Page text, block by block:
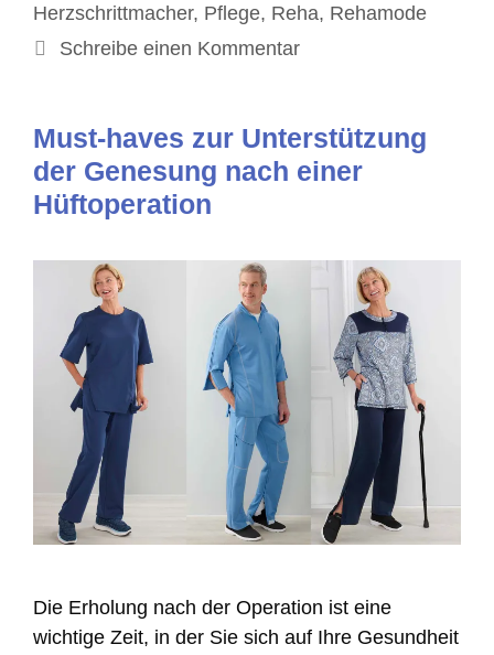
Herzschrittmacher, Pflege, Reha, Rehamode
Schreibe einen Kommentar
Must-haves zur Unterstützung
der Genesung nach einer
Hüftoperation
Die Erholung nach der Operation ist eine
wichtige Zeit, in der Sie sich auf Ihre Gesundheit